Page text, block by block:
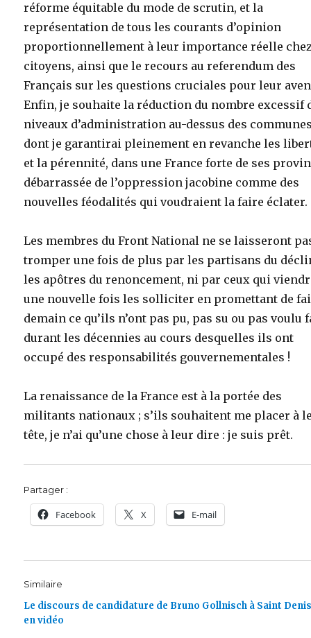
réforme équitable du mode de scrutin, et la
représentation de tous les courants d’opinion
proportionnellement à leur importance réelle
citoyens, ainsi que le recours au referendum des
Français sur les questions cruciales pour leur
Enfin, je souhaite la réduction du nombre excessif
niveaux d’administration au-dessus des
dont je garantirai pleinement en revanche les
et la pérennité, dans une France forte de ses
débarrassée de l’oppression jacobine comme des
nouvelles féodalités qui voudraient la faire éclater.
Les membres du Front National ne se laisseront
tromper une fois de plus par les partisans du
les apôtres du renoncement, ni par ceux qui
une nouvelle fois les solliciter en promettant de
demain ce qu’ils n’ont pas pu, pas su ou pas voulu
durant les décennies au cours desquelles ils ont
occupé des responsabilités gouvernementales !
La renaissance de la France est à la portée des
militants nationaux ; s’ils souhaitent me placer à
tête, je n’ai qu’une chose à leur dire : je suis prêt.
Partager :
Facebook X E-mail
Similaire
Le discours de candidature de Bruno Gollnisch à Saint
en vidéo